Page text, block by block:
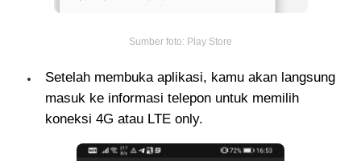
Sumber foto: Play Store
Setelah membuka aplikasi, kamu akan langsung
masuk ke informasi telepon untuk memilih
koneksi 4G atau LTE only.